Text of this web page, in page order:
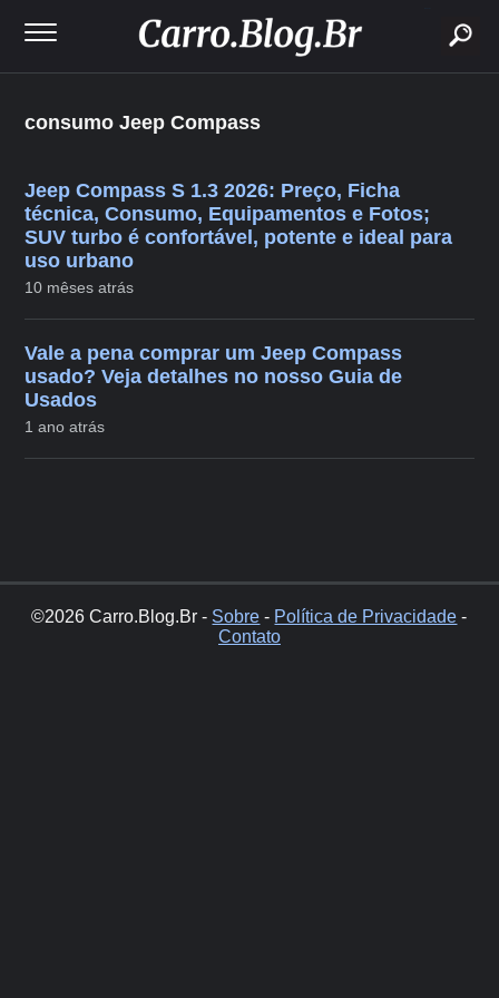
consumo Jeep Compass
Jeep Compass S 1.3 2026: Preço, Ficha
técnica, Consumo, Equipamentos e Fotos;
SUV turbo é confortável, potente e ideal para
uso urbano
10 mêses atrás
Vale a pena comprar um Jeep Compass
usado? Veja detalhes no nosso Guia de
Usados
1 ano atrás
©2026 Carro.Blog.Br - Sobre - Política de Privacidade -
Contato